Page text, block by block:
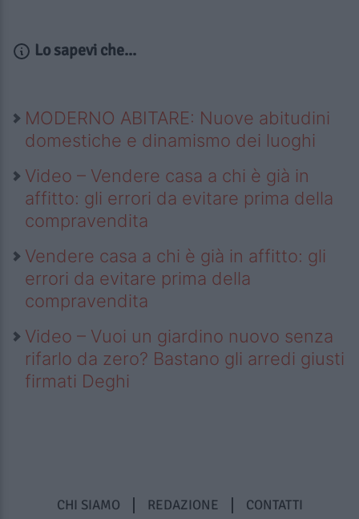
Lo sapevi che...
MODERNO ABITARE: Nuove abitudini
domestiche e dinamismo dei luoghi
Video – Vendere casa a chi è già in
affitto: gli errori da evitare prima della
compravendita
Vendere casa a chi è già in affitto: gli
errori da evitare prima della
compravendita
Video – Vuoi un giardino nuovo senza
rifarlo da zero? Bastano gli arredi giusti
firmati Deghi
CHI SIAMO REDAZIONE CONTATTI